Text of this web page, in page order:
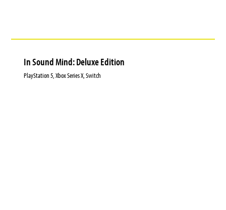
In Sound Mind: Deluxe Edition
PlayStation 5, Xbox Series X, Switch